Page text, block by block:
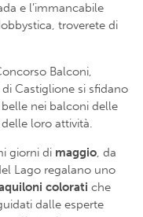
e l’immancabile
troverete di
Balconi,
Castiglione si sfidano
nei balconi delle
loro attività.
giorni di maggio, da
Lago regalano uno
colorati che
dalle esperte